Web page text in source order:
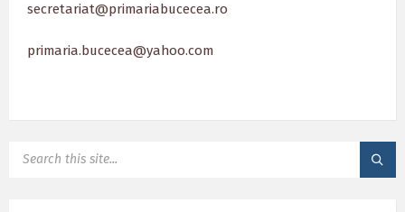
secretariat@primariabucecea.ro
primaria.bucecea@yahoo.com